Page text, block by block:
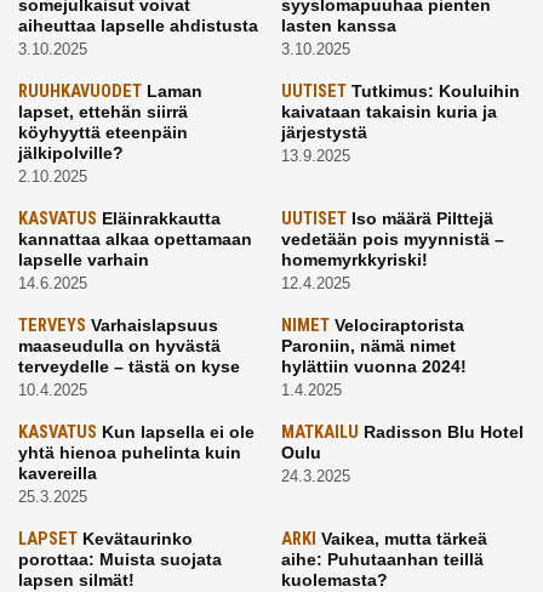
somejulkaisut voivat
aiheuttaa lapselle ahdistusta
3.10.2025
syyslomapuuhaa pienten
lasten kanssa
3.10.2025
RUUHKAVUODET Laman
lapset, ettehän siirrä
köyhyyttä eteenpäin
jälkipolville?
2.10.2025
UUTISETTutkimus: Kouluihin
kaivataan takaisin kuria ja
järjestystä
13.9.2025
KASVATUS Eläinrakkautta
kannattaa alkaa opettamaan
lapselle varhain
14.6.2025
UUTISETIso määrä Pilttejä
vedetään pois myynnistä –
homemyrkkyriski!
12.4.2025
TERVEYS Varhaislapsuus
maaseudulla on hyvästä
terveydelle – tästä on kyse
10.4.2025
NIMETVelociraptorista
Paroniin, nämä nimet
hylättiin vuonna 2024!
1.4.2025
KASVATUS Kun lapsella ei ole
yhtä hienoa puhelinta kuin
kavereilla
25.3.2025
MATKAILU Radisson Blu Hotel
Oulu
24.3.2025
LAPSET Kevätaurinko
porottaa: Muista suojata
lapsen silmät!
ARKI Vaikea, mutta tärkeä
aihe: Puhutaanhan teillä
kuolemasta?